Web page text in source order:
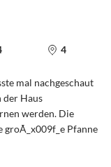
4
mal nachgeschaut
der Haus
werden. Die
Pfanne